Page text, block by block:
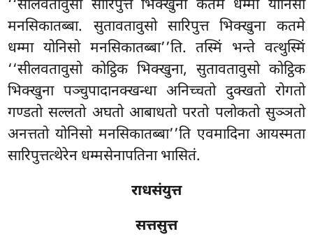
‘‘सीलवतावुसो सारिपुत्त भिक्खुना कतमे धम्मा योनिसो
मनसिकातब्बा. सुतावतावुसो सारिपुत्त भिक्खुना कतमे
धम्मा योनिसो मनसिकातब्बा’’ति. तस्मिं भन्ते वत्थुस्मिं
‘‘सीलवतावुसो कोट्ठिक भिक्खुना, सुतावतावुसो कोट्ठिक
भिक्खुना पञ्चुपादानक्खन्धा अनिच्चतो दुक्खतो रोगतो
गण्डतो सल्लतो अघतो आबाधतो परतो पलोकतो सुञ्ञतो
अनत्ततो योनिसो मनसिकातब्बा’’ति एवमादिना आयस्मता
सारिपुत्तत्थेरेन धम्मसेनापतिना भासितं.
राधसंयुत्त
सत्तसुत्त